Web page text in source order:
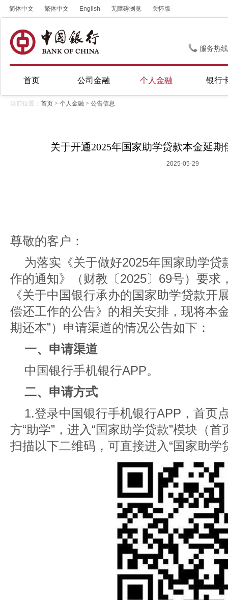
简体中文 繁体中文 English 无障碍浏览 关怀版
服务热
首页 公司金融 个人金融 银行
当前位置： 首页 > 个人金融 > 公告信息
关于开通2025年国家助学贷款本金延
2025-05-29
尊敬的客户：
为落实《关于做好2025年国家助学
作的通知》（财教〔2025〕69号）要求
《关于中国银行承办的国家助学贷款开
偿还工作的公告》 的相关安排，现将本
期还本”）申请渠道的情况公告如下：
一、申请渠道
中国银行手机银行APP。
二、申请方式
1.登录中国银行手机银行APP，首页
方“助学”，进入“国家助学贷款”模块（
扫描以下二维码，可直接进入“国家助学